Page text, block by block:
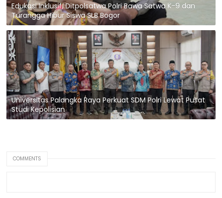
Edukasi Inklusif, Ditpolsatwa Polri Bawa Satwa K-9 dan
Turangga Hibur Siswa SLB Bogor
Universitas Palangka Raya Perkuat SDM Polri Lewat Pusat
Studi Kepolisian
COMMENTS